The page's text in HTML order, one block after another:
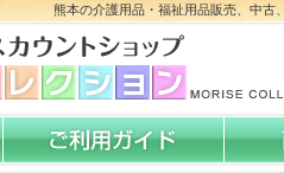
熊本の介護用品・福祉用品販売、中古